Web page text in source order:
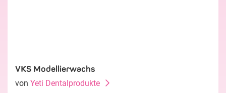
VKS Modellierwachs
von Yeti Dentalprodukte